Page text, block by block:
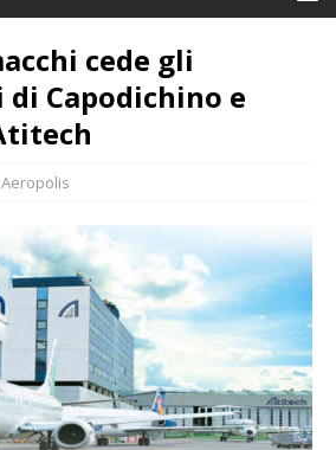
cede gli
Capodichino e
Aeropolis